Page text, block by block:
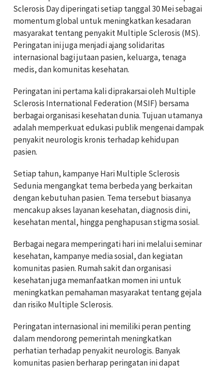
Sclerosis Day diperingati setiap tanggal 30 Mei sebagai
momentum global untuk meningkatkan kesadaran
masyarakat tentang penyakit Multiple Sclerosis (MS).
Peringatan ini juga menjadi ajang solidaritas
internasional bagi jutaan pasien, keluarga, tenaga
medis, dan komunitas kesehatan.
Peringatan ini pertama kali diprakarsai oleh Multiple
Sclerosis International Federation (MSIF) bersama
berbagai organisasi kesehatan dunia. Tujuan utamanya
adalah memperkuat edukasi publik mengenai dampak
penyakit neurologis kronis terhadap kehidupan
pasien.
Setiap tahun, kampanye Hari Multiple Sclerosis
Sedunia mengangkat tema berbeda yang berkaitan
dengan kebutuhan pasien. Tema tersebut biasanya
mencakup akses layanan kesehatan, diagnosis dini,
kesehatan mental, hingga penghapusan stigma sosial.
Berbagai negara memperingati hari ini melalui seminar
kesehatan, kampanye media sosial, dan kegiatan
komunitas pasien. Rumah sakit dan organisasi
kesehatan juga memanfaatkan momen ini untuk
meningkatkan pemahaman masyarakat tentang gejala
dan risiko Multiple Sclerosis.
Peringatan internasional ini memiliki peran penting
dalam mendorong pemerintah meningkatkan
perhatian terhadap penyakit neurologis. Banyak
komunitas pasien berharap peringatan ini dapat